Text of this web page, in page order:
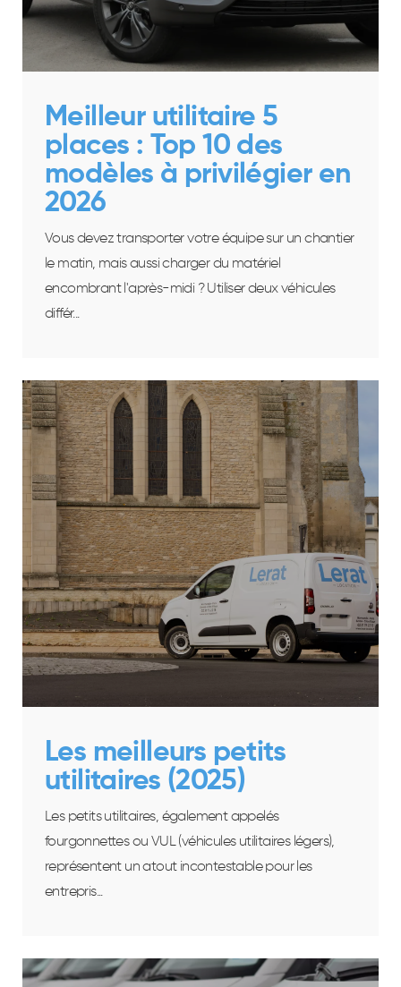
Meilleur utilitaire 5
places : Top 10 des
modèles à privilégier en
2026
Vous devez transporter votre équipe sur un chantier
le matin, mais aussi charger du matériel
encombrant l'après-midi ? Utiliser deux véhicules
différ...
Les meilleurs petits
utilitaires (2025)
Les petits utilitaires, également appelés
fourgonnettes ou VUL (véhicules utilitaires légers),
représentent un atout incontestable pour les
entrepris...